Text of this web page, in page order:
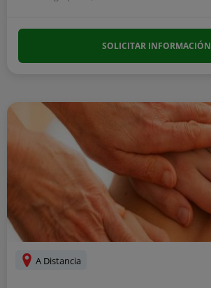
SOLICITAR INFORMACIÓN
A Distancia